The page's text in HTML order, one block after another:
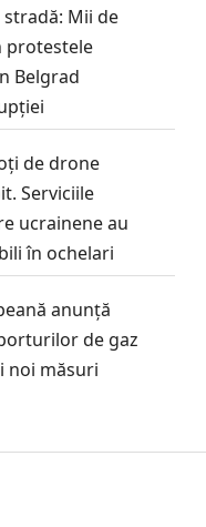
Mii de
protestele
Belgrad
de drone
Serviciile
ucrainene au
în ochelari
anunță
de gaz
noi măsuri